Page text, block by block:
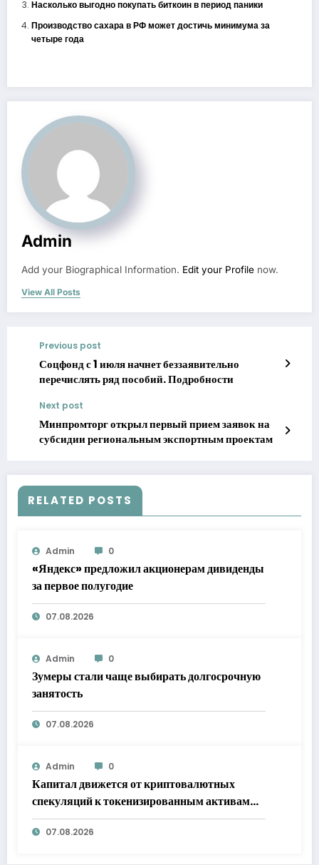
Насколько выгодно покупать биткоин в период паники
Производство сахара в РФ может достичь минимума за
четыре года
Admin
Add your Biographical Information. Edit your Profile now.
View All Posts
Previous post
Соцфонд с 1 июля начнет беззаявительно
перечислять ряд пособий. Подробности
Next post
Минпромторг открыл первый прием заявок на
субсидии региональным экспортным проектам
RELATED POSTS
Admin 0
«Яндекс» предложил акционерам дивиденды
за первое полугодие
07.08.2026
Admin 0
Зумеры стали чаще выбирать долгосрочную
занятость
07.08.2026
Admin 0
Капитал движется от криптовалютных
спекуляций к токенизированным активам
RWA
07.08.2026